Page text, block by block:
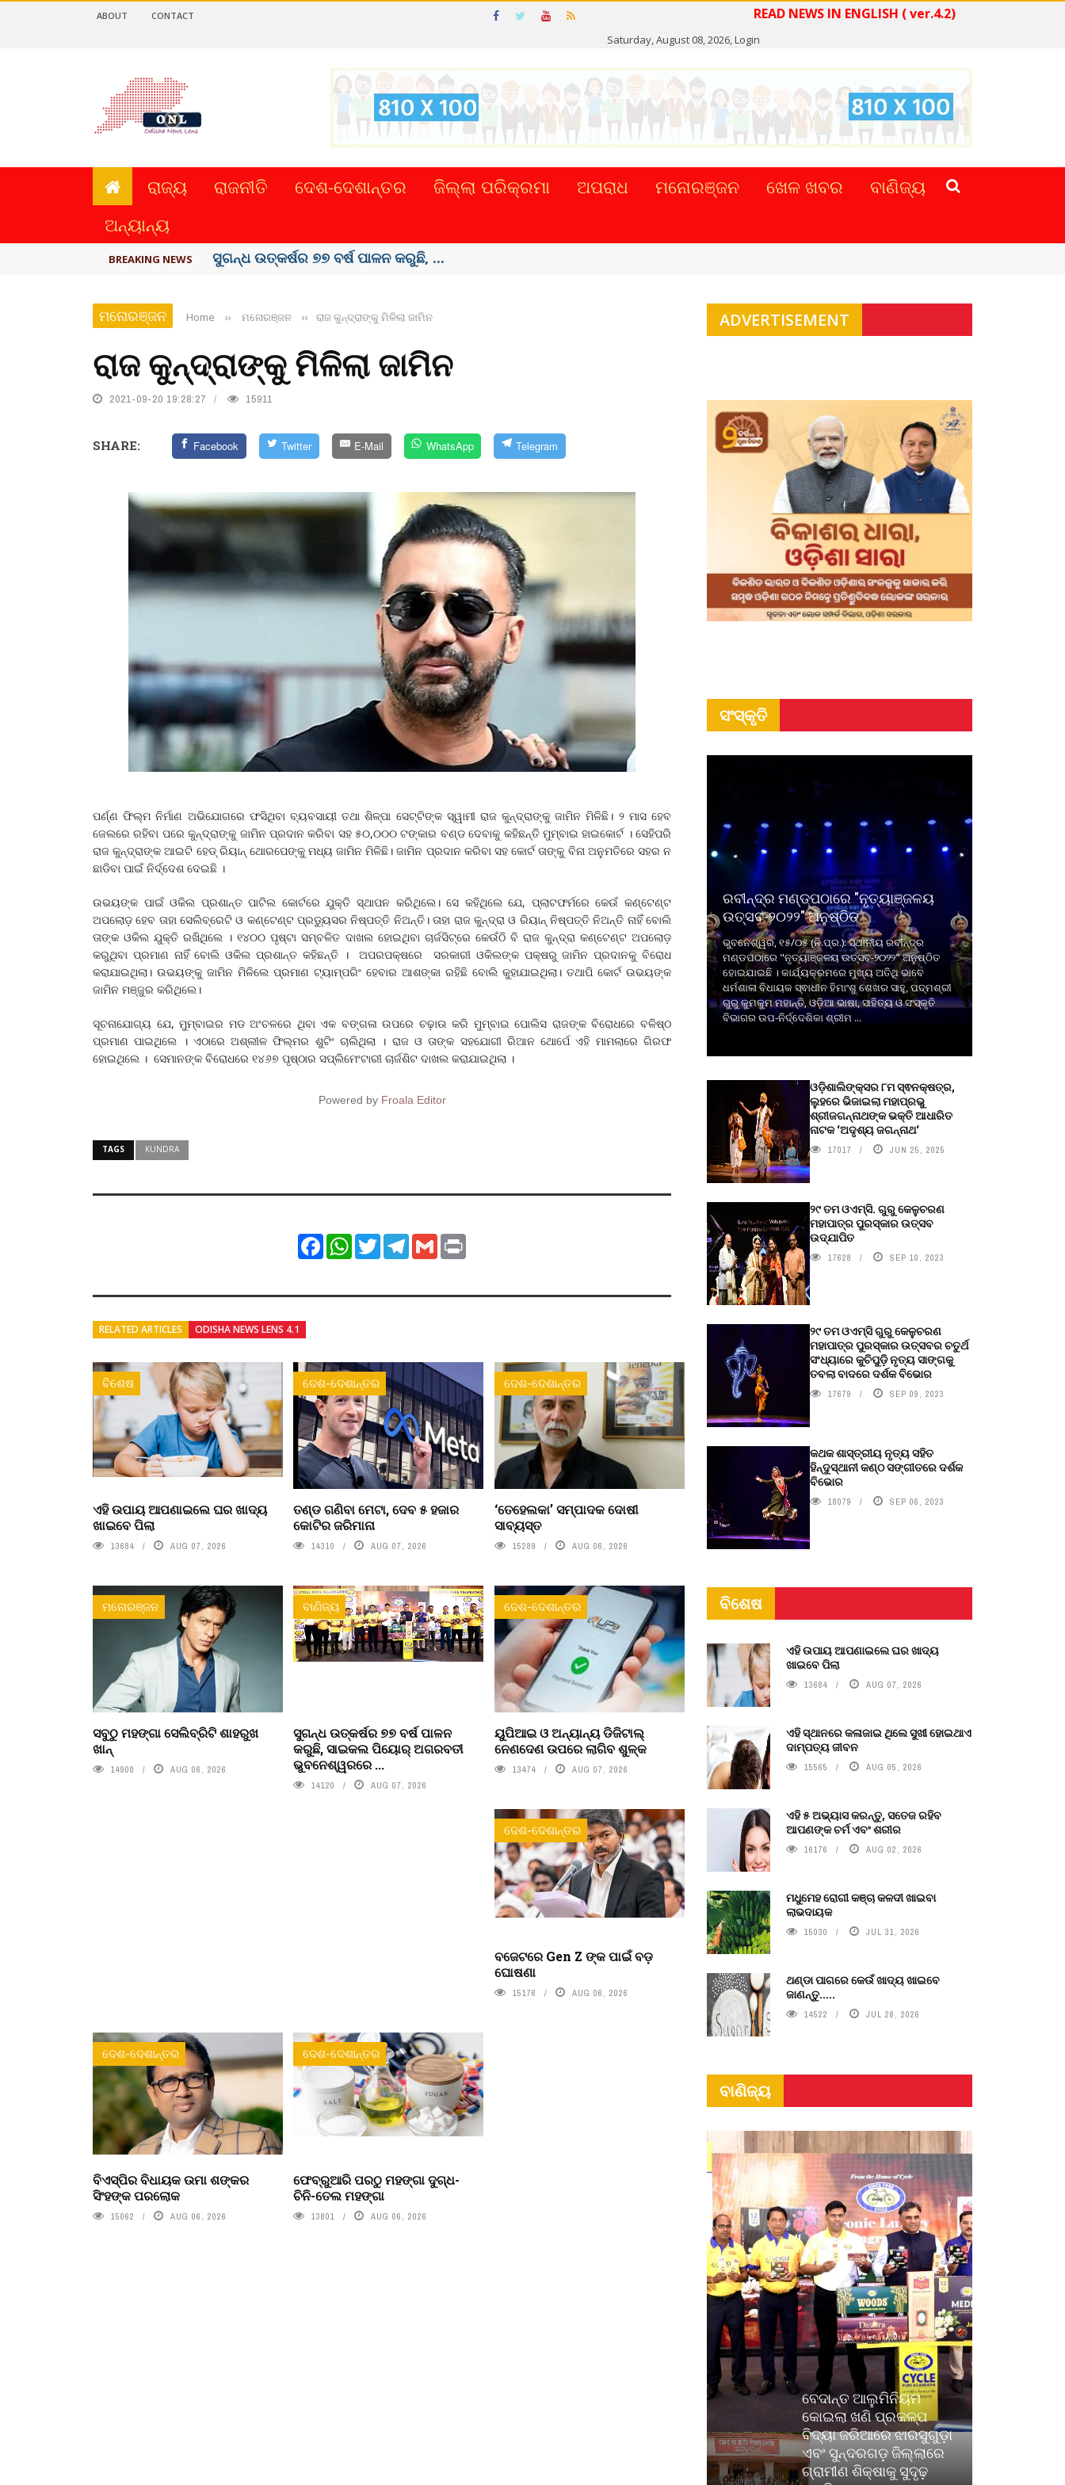
READ NEWS IN ENGLISH ( ver.4.2)
Saturday, August 08, 2026,Login
ABOUT CONTACT
ରାଜ୍ୟ ରାଜନୀତି ଦେଶ-ଦେଶାନ୍ତର ଜିଲ୍ଲା ପରିକ୍ରମା ଅପରାଧ ମନୋରଞ୍ଜନ ଖେଳ ଖବର
ବାଣିଜ୍ୟ
ଅନ୍ୟାନ୍ୟ
BREAKING NEWS ୟୁପିଆଇ ଓ ଅନ୍ୟାନ୍ୟ ଡିଜିଟାଲ୍ ନେଣଦେଣ ...
ମନୋରଞ୍ଜନ Home ›› ମନୋରଞ୍ଜନ ›› ରାଜ କୁନ୍ଦ୍ରାଙ୍କୁ ମିଳିଲା ଜାମିନ
ରାଜ କୁନ୍ଦ୍ରାଙ୍କୁ ମିଳିଲା ଜାମିନ
2021-09-20 19:28:27 15911
SHARE: Facebook Twitter E-Mail WhatsApp Telegram
ପର୍ଣ୍ଣ ଫିଲ୍ମ ନିର୍ମାଣ ଅଭିଯୋଗରେ ଫସିଥିବା ବ୍ୟବସାୟୀ ତଥା ଶିଳ୍ପା ସେଟ୍ଟିଙ୍କ ସ୍ୱାମୀ ରାଜ କୁନ୍ଦ୍ରାଙ୍କୁ ଜାମିନ ମିଳିଛି। ୨ ମାସ ହେବ
ଜେଲରେ ରହିବା ପରେ କୁନ୍ଦ୍ରାଙ୍କୁ ଜାମିନ ପ୍ରଦାନ କରିବା ସହ ୫୦,୦୦୦ ଟଙ୍କାର ବଣ୍ଡ ଦେବାକୁ କହିଛନ୍ତି ମୁମ୍ବାଇ ହାଇକୋର୍ଟ । ସେହିପରି
ରାଜ କୁନ୍ଦ୍ରାଙ୍କ ଆଇଟି ହେଡ୍‌ ରିୟାନ୍‌ ଥୋରପେଙ୍କୁ ମଧ୍ୟ ଜାମିନ ମିଳିଛି। ଜାମିନ ପ୍ରଦାନ କରିବା ସହ କୋର୍ଟ ତାଙ୍କୁ ବିନା ଅନୁମତିରେ ସହର ନ
ଛାଡିବା ପାଇଁ ନିର୍ଦ୍ଦେଶ ଦେଇଛି ।
ଉଭୟଙ୍କ ପାଇଁ ଓକିଲ ପ୍ରଶାନ୍ତ ପାଟିଲ କୋର୍ଟରେ ଯୁକ୍ତି ସ୍ଥାପନ କରିଥିଲେ। ସେ କହିଥିଲେ ଯେ, ପ୍ଲାଟଫର୍ମରେ କେଉଁ କଣ୍ଟେଣ୍ଟ
ଅପଲୋଡ଼ ହେବ ତାହା ସେଲିବ୍ରେଟି ଓ କଣ୍ଟେଣ୍ଟ ପ୍ରଡ୍ୟୁସର ନିଷ୍ପତ୍ତି ନିଅନ୍ତି। ତାହା ରାଜ କୁନ୍ଦ୍ରା ଓ ରିୟାନ୍‌ ନିଷ୍ପତ୍ତି ନିଅନ୍ତି ନାହିଁ ବୋଲି
ତାଙ୍କ ଓକିଲ ଯୁକ୍ତି ରଖିଥିଲେ । ୧୪୦୦ ପୃଷ୍ଟା ସମ୍ବଳିତ ଦାଖଲ ହୋଇଥିବା ଚାର୍ଜସିଟ୍‌ରେ କେଉଁଠି ବି ରାଜ କୁନ୍ଦ୍ରା କଣ୍ଟେଣ୍ଟ ଅପଲୋଡ଼
କରୁଥିବା ପ୍ରମାଣ ନାହିଁ ବୋଲି ଓକିଲ ପ୍ରଶାନ୍ତ କହିଛନ୍ତି । ଅପରପକ୍ଷରେ ସରକାରୀ ଓକିଲଙ୍କ ପକ୍ଷରୁ ଜାମିନ ପ୍ରଦାନକୁ ବିରୋଧ
କରାଯାଇଥିଲା। ଉଭୟଙ୍କୁ ଜାମିନ ମିଳିଲେ ପ୍ରମାଣ ଟ୍ୟାମ୍ପରିଂ ହେବାର ଆଶଙ୍କା ରହିଛି ବୋଲି କୁହାଯାଇଥିଲା। ତଥାପି କୋର୍ଟ ଉଭୟଙ୍କ
ଜାମିନ ମଞ୍ଜୁର କରିଥିଲେ।
ସୂଚନାଯୋଗ୍ୟ ଯେ, ମୁମ୍ବାଇର ମଡ ଅଂଚଳରେ ଥିବା ଏକ ବଙ୍ଗଳା ଉପରେ ଚଢ଼ାଉ କରି ମୁମ୍ବାଇ ପୋଲିସ ରାଜଙ୍କ ବିରୋଧରେ ବଳିଷ୍ଠ
ପ୍ରମାଣ ପାଇଥିଲେ । ଏଠାରେ ଅଶ୍ଲୀଳ ଫିଲ୍ମର ଶୁଟିଂ ଚାଲିଥିଲା । ରାଜ ଓ ତାଙ୍କ ସହଯୋଗୀ ରିଆନ ଥୋର୍ପେ ଏହି ମାମଲାରେ ଗିରଫ
ହୋଇଥିଲେ । ସେମାନଙ୍କ ବିରୋଧରେ ୧୪୬୭ ପୃଷ୍ଠାର ସପ୍ଲିମେଂଟାରୀ ଚାର୍ଜଶିଟ ଦାଖଲ କରାଯାଇଥିଲା ।
Powered by Froala Editor
TAGS KUNDRA
FacebookWhatsApp
TwitterTelegram
Gmail
RELATED ARTICLES ODISHA NEWS LENS 4.1
ବିଶେଷ
ଏହି ଉପାୟ ଆପଣାଇଲେ ଘର ଖାଦ୍ୟ
ଖାଇବେ ପିଲା
13684 AUG 07, 2026
ଦେଶ-ଦେଶାନ୍ତର
ତଣ୍ଡ ଗଣିବା ମେଟା, ଦେବ ୫ ହଜାର
କୋଟିର ଜରିମାନା
14310 AUG 07, 2026
ଦେଶ-ଦେଶାନ୍ତର
‘ତେହେଲକା’ ସମ୍ପାଦକ ଦୋଷୀ
ସାବ୍ୟସ୍ତ
15289 AUG 06, 2026
ମନୋରଞ୍ଜନ
ସବୁଠୁ ମହଙ୍ଗା ସେଲିବ୍ରିଟି ଶାହରୁଖ
ଖାନ୍
14900 AUG 06, 2026
ବାଣିଜ୍ୟ
ସୁଗନ୍ଧ ଉତ୍କର୍ଷର ୭୭ ବର୍ଷ ପାଳନ
କରୁଛି, ସାଇକଲ ପିୟୋର୍‌ ଅଗରବତୀ
ଭୁବନେଶ୍ୱରରେ ...
14120 AUG 07, 2026
ଦେଶ-ଦେଶାନ୍ତର
ୟୁପିଆଇ ଓ ଅନ୍ୟାନ୍ୟ ଡିଜିଟାଲ୍
ନେଣଦେଣ ଉପରେ ଲାଗିବ ଶୁଳ୍କ
13474 AUG 07, 2026
ଦେଶ-ଦେଶାନ୍ତର
ବଜେଟରେ Gen Z ଙ୍କ ପାଇଁ ବଡ଼
ଘୋଷଣା
15176 AUG 06, 2026
ଦେଶ-ଦେଶାନ୍ତର
ବିଏସ୍‌ପିର ବିଧାୟକ ଉମା ଶଙ୍କର
ସିଂହଙ୍କ ପରଲୋକ
15062 AUG 06, 2026
ଦେଶ-ଦେଶାନ୍ତର
ଫେବ୍ରୁଆରି ପରଠୁ ମହଙ୍ଗା ଦୁଗ୍ଧ-
ଚିନି-ତେଲ ମହଙ୍ଗା
13801 AUG 06, 2026
ADVERTISEMENT
ସଂସ୍କୃତି
ରବୀନ୍ଦ୍ର ମଣ୍ଡପଠାରେ "ନୃତ୍ୟାଞ୍ଜଳୟ
ଉତ୍ସବ-୨୦୨୨" ଅନୁଷ୍ଠିତ
ଭୁବନେଶ୍ୱର, ୧୫/୦୫ (ନି.ପ୍ର.): ସ୍ଥାନୀୟ ରବୀନ୍ଦ୍ର
ମଣ୍ଡପଠାରେ "ନୃତ୍ୟାଞ୍ଜଳୟ ଉତ୍ସବ-୨୦୨୨" ଅନୁଷ୍ଠିତ
ହୋଇଯାଇଛି । କାର୍ଯ୍ୟକ୍ରମରେ ମୁଖ୍ୟ ଅତିଥି ଭାବେ
ଧର୍ମଶାଳା ବିଧାୟକ ସ୍ଵାଧୀନ ହିମାଂଶୁ ଶେଖର ସାହୁ, ପଦ୍ମଶ୍ରୀ
ଗୁରୁ କୁମକୁମ ମହାନ୍ତି, ଓଡ଼ିଆ ଭାଷା, ସାହିତ୍ୟ ଓ ସଂସ୍କୃତି
ବିଭାଗର ଉପ-ନିର୍ଦ୍ଦେଶିକା ଶ୍ରୀମ ...
ଓଡ଼ିଶାଲିଙ୍କ୍ସର ୮ମ ସ୍ଵନକ୍ଷତ୍ର,
ଲୁହରେ ଭିଜାଇଲା ମହାପ୍ରଭୁ
ଶ୍ରୀଜଗନ୍ନାଥଙ୍କ ଭକ୍ତି ଆଧାରିତ
ନାଟକ ‘ଅଦୃଶ୍ୟ ଜଗନ୍ନାଥ‘
17017 JUN 25, 2025
୨୯ ତମ ଓଏମ୍‌ସି. ଗୁରୁ କେଳୁଚରଣ
ମହାପାତ୍ର ପୁରସ୍କାର ଉତ୍ସବ
ଉଦ୍‍ଯାପିତ
17628 SEP 10, 2023
୨୯ ତମ ଓଏମ୍‌ସି ଗୁରୁ କେଳୁଚରଣ
ମହାପାତ୍ର ପୁରସ୍କାର ଉତ୍ସବର ଚତୁର୍ଥ
ସଂଧ୍ୟାରେ କୁଚିପୁଡ଼ି ନୃତ୍ୟ ସାଙ୍ଗକୁ
ତବଲା ବାଦରେ ଦର୍ଶକ ବିଭୋର
17679 SEP 09, 2023
କଥକ ଶାସ୍ତ୍ରୀୟ ନୃତ୍ୟ ସହିତ
ହିନ୍ଦୁସ୍ଥାନୀ କଣ୍ଠ ସଙ୍ଗୀତରେ ଦର୍ଶକ
ବିଭୋର
18079 SEP 06, 2023
ବିଶେଷ
ଏହି ଉପାୟ ଆପଣାଇଲେ ଘର ଖାଦ୍ୟ
ଖାଇବେ ପିଲା
13684 AUG 07, 2026
ଏହି ସ୍ଥାନରେ କଳାଜାଇ ଥିଲେ ସୁଖୀ ହୋଇଥାଏ
ଦାମ୍ପତ୍ୟ ଜୀବନ
15565 AUG 05, 2026
ଏହି ୫ ଅଭ୍ୟାସ କରନ୍ତୁ, ସତେଜ ରହିବ
ଆପଣଙ୍କ ଚର୍ମ ଏବଂ ଶରୀର
16176 AUG 02, 2026
ମଧୁମେହ ରୋଗୀ କଞ୍ଚା କଳଦୀ ଖାଇବା
ଲାଭଦାୟକ
15030 JUL 31, 2026
ଥଣ୍ଡା ପାଗରେ କେଉଁ ଖାଦ୍ୟ ଖାଇବେ
ଜାଣନ୍ତୁ.....
14522 JUL 28, 2026
ବାଣିଜ୍ୟ
ବେଦାନ୍ତ ଆଲୁମିନିୟମ
କୋଇଲା ଖଣି ପ୍ରକଳ୍ପ
ବିଦ୍ୟା ଜରିଆରେ ଝାରସୁଗୁଡ଼ା
ଏବଂ ସୁନ୍ଦରଗଡ଼ ଜିଲ୍ଲାରେ
ଗ୍ରାମୀଣ ଶିକ୍ଷାକୁ ସୁଦୃଢ଼